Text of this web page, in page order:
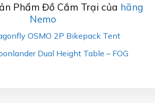
Phẩm Đồ Cắm Trại của hãng
Nemo
OSMO 2P Bikepack Tent
Dual Height Table – FOG